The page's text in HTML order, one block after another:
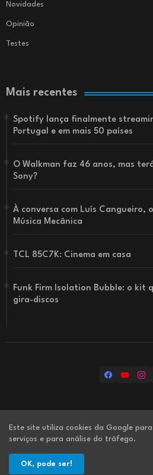
Novidades
Opinião
Testes
Mais recentes
Spotify lança finalmente
Portugal e em mais 50 países
O Walkman faz 46 anos, mas
Sony?
À conversa com Luís Cangueiro,
Música Mecânica
TCL 85C7K: Cinema em casa
Funk Firm Isolation Bubble: o kit
gira-discos
Home Os nossos
Ficha técnica
Contacte-nos
Este site utiliza cookies da Google
serviços e para análise do tráfego.
OK, pode ser!